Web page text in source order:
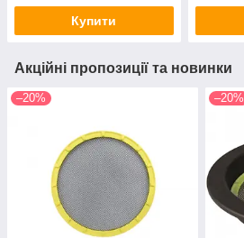
Купити
Акційні пропозиції та новинки
–20% –20%